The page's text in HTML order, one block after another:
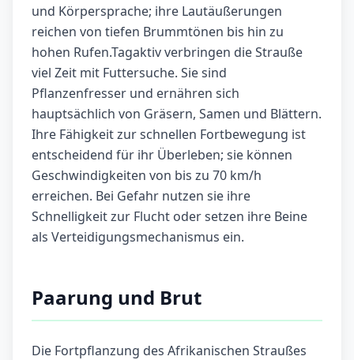
und Körpersprache; ihre Lautäußerungen
reichen von tiefen Brummtönen bis hin zu
hohen Rufen.Tagaktiv verbringen die Strauße
viel Zeit mit Futtersuche. Sie sind
Pflanzenfresser und ernähren sich
hauptsächlich von Gräsern, Samen und Blättern.
Ihre Fähigkeit zur schnellen Fortbewegung ist
entscheidend für ihr Überleben; sie können
Geschwindigkeiten von bis zu 70 km/h
erreichen. Bei Gefahr nutzen sie ihre
Schnelligkeit zur Flucht oder setzen ihre Beine
als Verteidigungsmechanismus ein.
Paarung und Brut
Die Fortpflanzung des Afrikanischen Straußes